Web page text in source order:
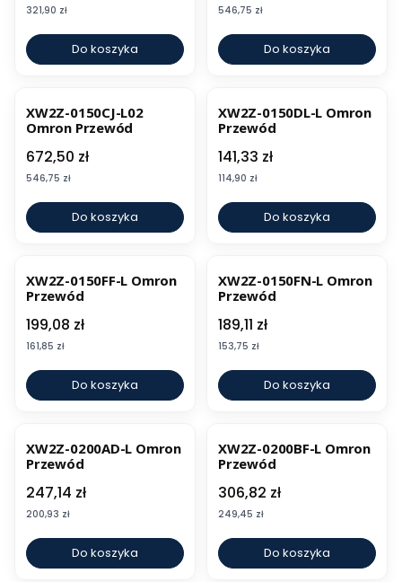
Cena
321,90 zł
Do koszyka
Cena
546,75 zł
Do koszyka
XW2Z-0150CJ-L02
Omron Przewód
Cena
672,50 zł
Cena
546,75 zł
Do koszyka
XW2Z-0150DL-L Omron
Przewód
Cena
141,33 zł
Cena
114,90 zł
Do koszyka
XW2Z-0150FF-L Omron
Przewód
Cena
199,08 zł
Cena
161,85 zł
Do koszyka
XW2Z-0150FN-L Omron
Przewód
Cena
189,11 zł
Cena
153,75 zł
Do koszyka
XW2Z-0200AD-L Omron
Przewód
Cena
247,14 zł
Cena
200,93 zł
Do koszyka
XW2Z-0200BF-L Omron
Przewód
Cena
306,82 zł
Cena
249,45 zł
Do koszyka